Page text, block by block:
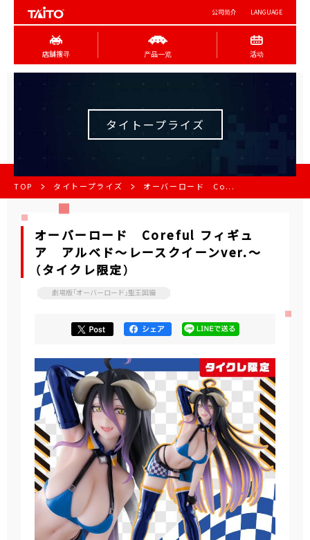
公司简介 LANGUAGE
店舖搜寻 产品一览 活动
タイトープライズ
TOP タイトープライズ オーバーロード Co...
オーバーロード Coreful フィギュ
ア アルベド～レースクイーンver.～
（タイクレ限定）
劇場版「オーバーロード」聖王国編